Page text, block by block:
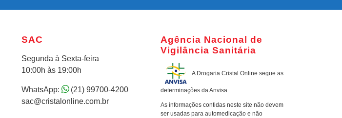
Agência Nacional de
Vigilância Sanitária
A Drogaria Cristal Online segue as
determinações da Anvisa.
As informações contidas neste site não devem
ser usadas para automedicação e não
SAC
Segunda à Sexta-feira
10:00h às 19:00h
WhatsApp:
(21) 99700-4200
sac@cristalonline.com.br